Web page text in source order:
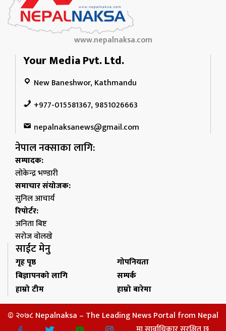
www.nepalnaksa.com
Your Media Pvt. Ltd.
New Baneshwor, Kathmandu
+977-015581367, 9851026663
nepalnaksanews@gmail.com
नेपाल नक्साका लागि:
सम्पादक:
लोकेन्द्र भण्डारी
समाचार संयोजक:
सुनिल आचार्य
रिपोर्टर:
अनिता बिष्ट
सरोज वोलखे
साईट मेनु
गृह पृष्ठ
गोपनियता
बिज्ञापनको लागि
सम्पर्क
हाम्रो टीम
हाम्रो बारेमा
© २०७८ Nepalnaksa – The Leading News Portal from Nepal